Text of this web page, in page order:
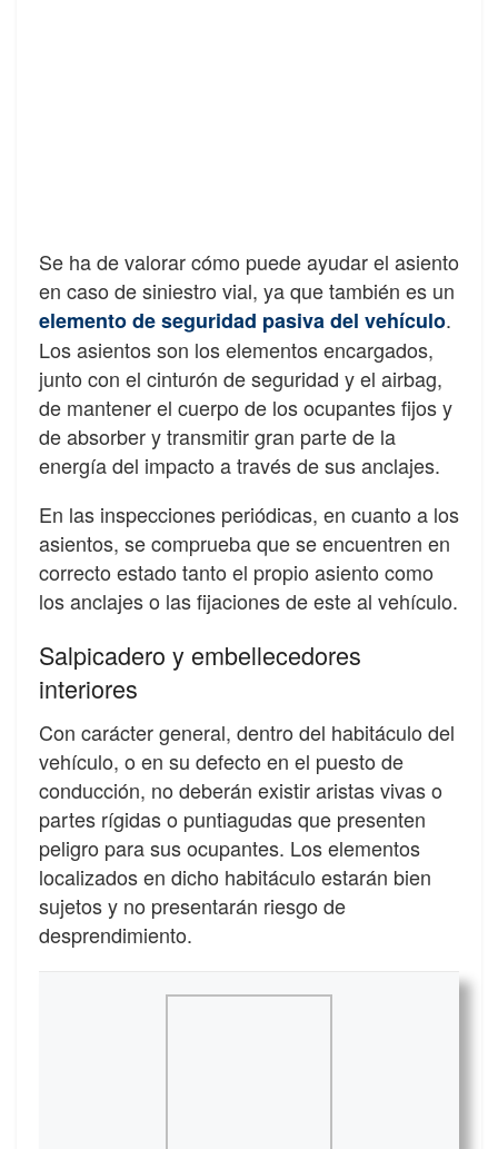
Se ha de valorar cómo puede ayudar el asiento
en caso de siniestro vial, ya que también es un
elemento de seguridad pasiva del vehículo.
Los asientos son los elementos encargados,
junto con el cinturón de seguridad y el airbag,
de mantener el cuerpo de los ocupantes fijos y
de absorber y transmitir gran parte de la
energía del impacto a través de sus anclajes.
En las inspecciones periódicas, en cuanto a los
asientos, se comprueba que se encuentren en
correcto estado tanto el propio asiento como
los anclajes o las fijaciones de este al vehículo.
Salpicadero y embellecedores
interiores
Con carácter general, dentro del habitáculo del
vehículo, o en su defecto en el puesto de
conducción, no deberán existir aristas vivas o
partes rígidas o puntiagudas que presenten
peligro para sus ocupantes. Los elementos
localizados en dicho habitáculo estarán bien
sujetos y no presentarán riesgo de
desprendimiento.